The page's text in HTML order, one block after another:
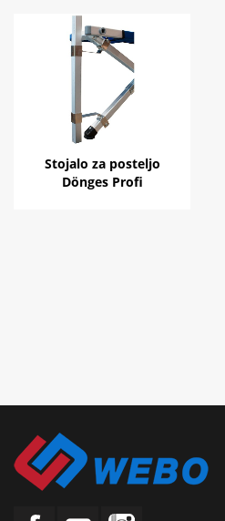
Stojalo za posteljo
Dönges Profi